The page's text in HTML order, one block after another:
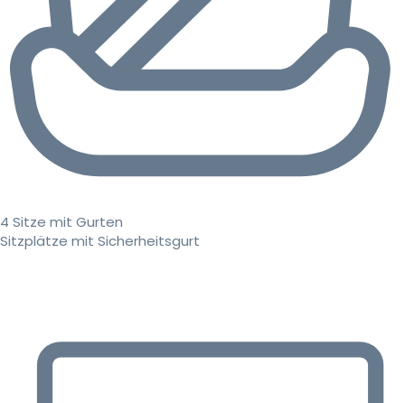
4 Sitze mit Gurten
Sitzplätze mit Sicherheitsgurt